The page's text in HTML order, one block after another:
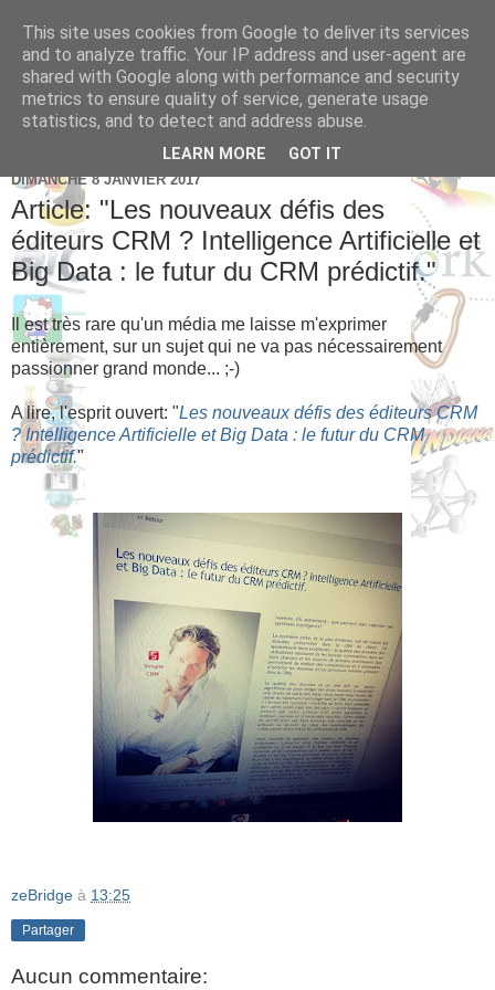
Brice Cornet: serial
entrepreneur hédoniste
DIMANCHE 8 JANVIER 2017
Article: "Les nouveaux défis des
éditeurs CRM ? Intelligence Artificielle et
Big Data : le futur du CRM prédictif."
Il est très rare qu'un média me laisse m'exprimer
entièrement, sur un sujet qui ne va pas nécessairement
passionner grand monde... ;-)
A lire, l'esprit ouvert: "Les nouveaux défis des éditeurs CRM
? Intelligence Artificielle et Big Data : le futur du CRM
prédictif."
zeBridge à 13:25
Partager
Aucun commentaire:
This site uses cookies from Google to deliver its services
and to analyze traffic. Your IP address and user-agent are
shared with Google along with performance and security
metrics to ensure quality of service, generate usage
statistics, and to detect and address abuse.
LEARN MORE GOT IT